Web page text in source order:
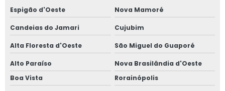
Espigão d'Oeste Nova Mamoré
Candeias do Jamari Cujubim
Alta Floresta d'Oeste São Miguel do Guaporé
Alto Paraíso
Nova Brasilândia d'Oeste
Boa Vista
Rorainópolis